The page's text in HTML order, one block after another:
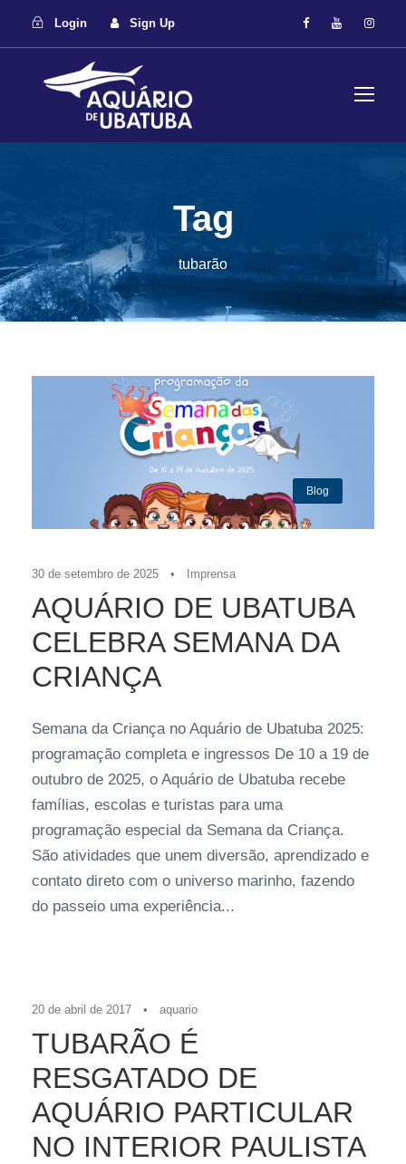
Login Sign Up
Tag
tubarão
Blog
30 de setembro de 2025 • Imprensa
AQUÁRIO DE UBATUBA
CELEBRA SEMANA DA
CRIANÇA
Semana da Criança no Aquário de Ubatuba 2025:
programação completa e ingressos De 10 a 19 de
outubro de 2025, o Aquário de Ubatuba recebe
famílias, escolas e turistas para uma
programação especial da Semana da Criança.
São atividades que unem diversão, aprendizado e
contato direto com o universo marinho, fazendo
do passeio uma experiência...
20 de abril de 2017 • aquario
TUBARÃO É
RESGATADO DE
AQUÁRIO PARTICULAR
NO INTERIOR PAULISTA